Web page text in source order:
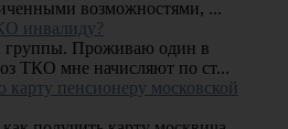
возможностями, ...
инвалиду?
группы. Проживаю один в
ТКО мне начисляют по ст...
пенсионеру московской